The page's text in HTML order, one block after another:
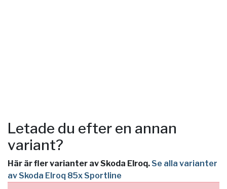
Letade du efter en annan
variant?
Här är fler varianter av Skoda Elroq. Se alla varianter
av Skoda Elroq 85x Sportline